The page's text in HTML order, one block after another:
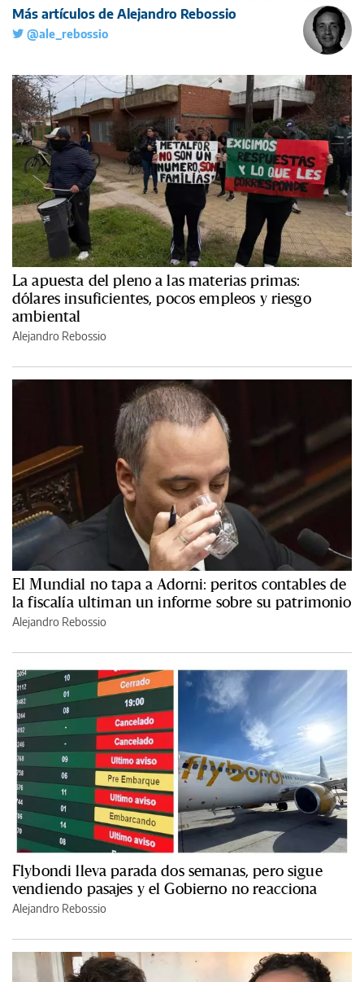
Más artículos de Alejandro Rebossio
@ale_rebossio
La apuesta del pleno a las materias primas:
dólares insuficientes, pocos empleos y riesgo
ambiental
Alejandro Rebossio
El Mundial no tapa a Adorni: peritos contables de
la fiscalía ultiman un informe sobre su patrimonio
Alejandro Rebossio
Flybondi lleva parada dos semanas, pero sigue
vendiendo pasajes y el Gobierno no reacciona
Alejandro Rebossio